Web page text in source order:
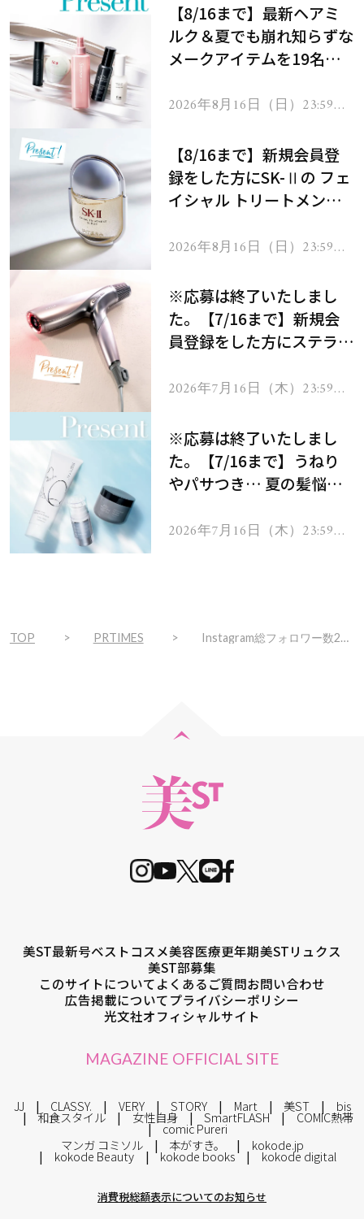
【8/16まで】最新ヘアミ
ルク＆夏でも崩れ知らずな
メークアイテムを19名様
2026年8月16日（日）23:59ま
【8/16まで】新規会員登
録をした方にSK-Ⅱの フェ
イシャル トリートメント
2026年8月16日（日）23:59ま
※応募は終了いたしまし
た。【7/16まで】新規会
員登録をした方にステラボ
ヘアドライヤー ジュエル
2026年7月16日（木）23:59ま
※応募は終了いたしまし
た。【7/16まで】うねり
やパサつき… 夏の髪悩み
ムを13名様にプレゼン
2026年7月16日（木）23:59ま
TOP PRTIMES Instagram総フォロワー数250万人 人気アイドル犬 『柴犬まる』とコラボ商品発売決定！
美ST最新号ベストコスメ美容医療更年期美STリュクス
美ST部募集
このサイトについてよくあるご質問お問い合わせ
広告掲載についてプライバシーポリシー
光文社オフィシャルサイト
MAGAZINE OFFICIAL SITE
JJ CLASSY. VERY STORY Mart 美ST bis
和食スタイル 女性自身 SmartFLASH COMIC熱帯
comic Pureri
マンガ コミソル
本がすき。 kokode.jp
kokode Beauty kokode books kokode digital
消費税総額表示についてのお知らせ